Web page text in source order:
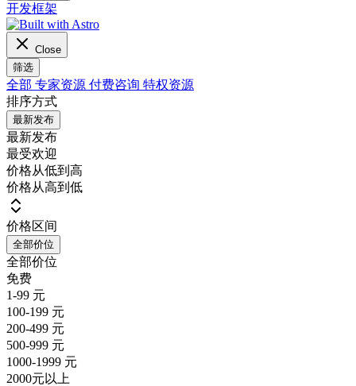
开发框架
Close
筛选
全部 专家资源 付费咨询 特权资源
排序方式
最新发布
最新发布
最受欢迎
价格从低到高
价格从高到低
价格区间
全部价位
全部价位
免费
1-99 元
100-199 元
200-499 元
500-999 元
1000-1999 元
2000元以上